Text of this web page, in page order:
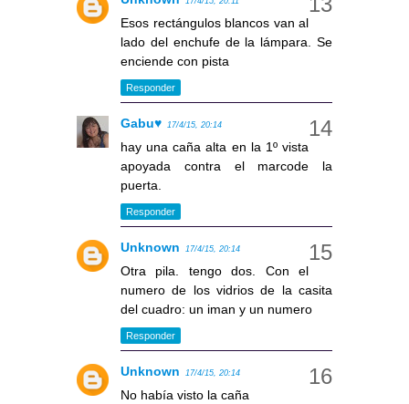
Esos rectángulos blancos van al
lado del enchufe de la lámpara. Se
enciende con pista
Responder
Gabu♥ 17/4/15, 20:14
hay una caña alta en la 1º vista
apoyada contra el marcode la
puerta.
Responder
Unknown 17/4/15, 20:14
Otra pila. tengo dos. Con el
numero de los vidrios de la casita
del cuadro: un iman y un numero
Responder
Unknown 17/4/15, 20:14
No había visto la caña